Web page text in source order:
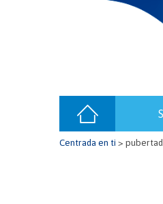
Centrada en ti > pubertad